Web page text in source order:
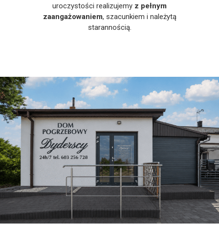
uroczystości realizujemy z pełnym
zaangażowaniem, szacunkiem i należytą
starannością.